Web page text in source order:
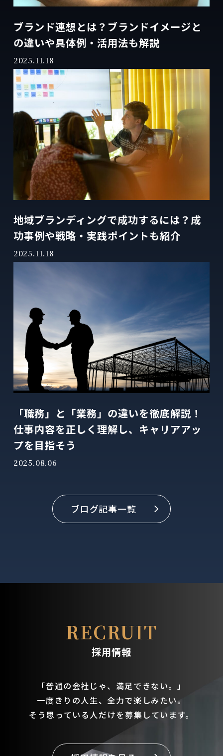
ブランド連想とは？ブランドイメージと
の違いや具体例・活用法も解説
2025.11.18
地域ブランディングで成功するには？成
功事例や戦略・実践ポイントも紹介
2025.11.18
「職務」と「業務」の違いを徹底解説！
仕事内容を正しく理解し、キャリアアッ
プを目指そう
2025.08.06
ブログ記事一覧
RECRUIT
採用情報
「普通の会社じゃ、満足できない。」
一度きりの人生、全力で楽しみたい。
そう思っている人だけを募集しています。